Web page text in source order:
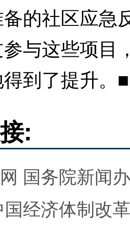
的社区应急
与这些项目
到了提升。■
:
国务院新闻
国经济体制改